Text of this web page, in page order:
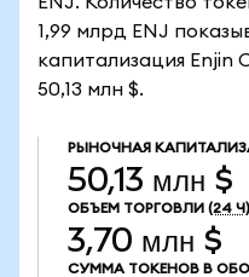
1,99 млрд ENJ
капитализация Enjin
50,13 млн $.
РЫНОЧНАЯ
50,13 млн $
ОБЪЕМ ТОРГОВЛИ (24 Ч)
3,70 млн $
СУММА ТОКЕНОВ В